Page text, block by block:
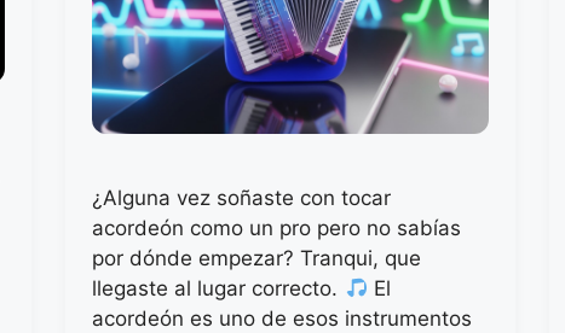
¿Alguna vez soñaste con tocar
acordeón como un pro pero no sabías
por dónde empezar? Tranqui, que
llegaste al lugar correcto.
El
acordeón es uno de esos instrumentos